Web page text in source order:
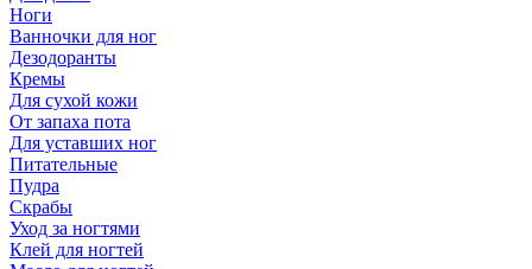
Ноги
Ванночки для ног
Дезодоранты
Кремы
Для сухой кожи
От запаха пота
Для уставших ног
Питательные
Пудра
Скрабы
Уход за ногтями
Клей для ногтей